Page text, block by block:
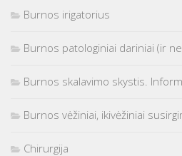
Burnos irigatorius
Burnos patologiniai dariniai (ir
Burnos skalavimo skystis.
Burnos vėžiniai, ikivėžiniai
Chirurgija